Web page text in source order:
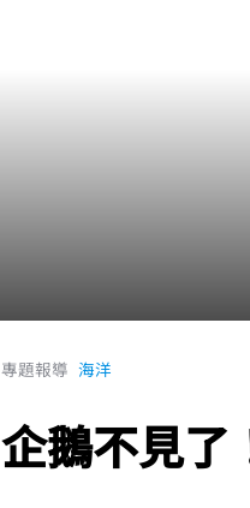
專題報導 海洋
企鵝不見了